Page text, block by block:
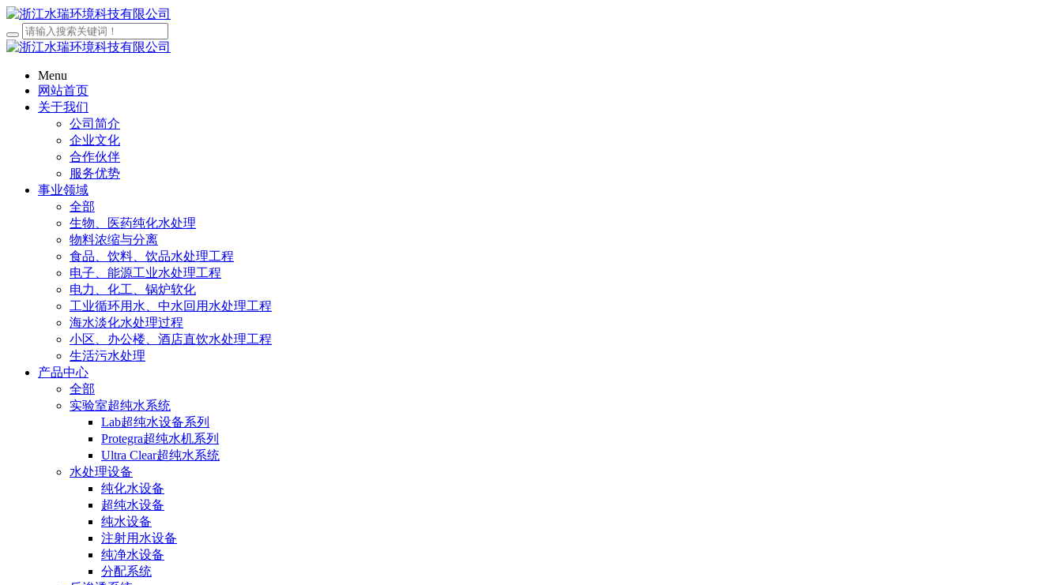
Menu
网站首页
关于我们
公司简介
企业文化
合作伙伴
服务优势
事业领域
全部
生物、医药纯化水处理
物料浓缩与分离
食品、饮料、饮品水处理工程
电子、能源工业水处理工程
电力、化工、锅炉软化
工业循环用水、中水回用水处理工程
海水淡化水处理过程
小区、办公楼、酒店直饮水处理工程
生活污水处理
产品中心
全部
实验室超纯水系统
Lab超纯水设备系列
Protegra超纯水机系列
Ultra Clear超纯水系统
水处理设备
纯化水设备
超纯水设备
纯水设备
注射用水设备
纯净水设备
分配系统